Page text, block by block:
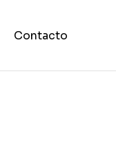
Contacto